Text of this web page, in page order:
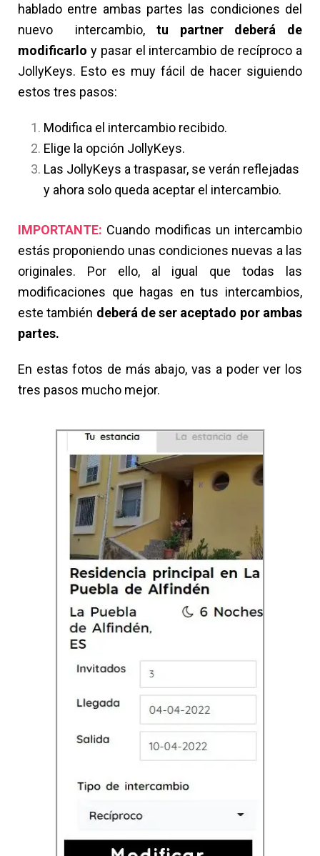
hablado entre ambas partes las condiciones del
nuevo intercambio, tu partner deberá de
modificarlo y pasar el intercambio de recíproco a
JollyKeys. Esto es muy fácil de hacer siguiendo
estos tres pasos:
Modifica el intercambio recibido.
Elige la opción JollyKeys.
Las JollyKeys a traspasar, se verán reflejadas
y ahora solo queda aceptar el intercambio.
IMPORTANTE: Cuando modificas un intercambio
estás proponiendo unas condiciones nuevas a las
originales. Por ello, al igual que todas las
modificaciones que hagas en tus intercambios,
este también deberá de ser aceptado por ambas
partes.
En estas fotos de más abajo, vas a poder ver los
tres pasos mucho mejor.